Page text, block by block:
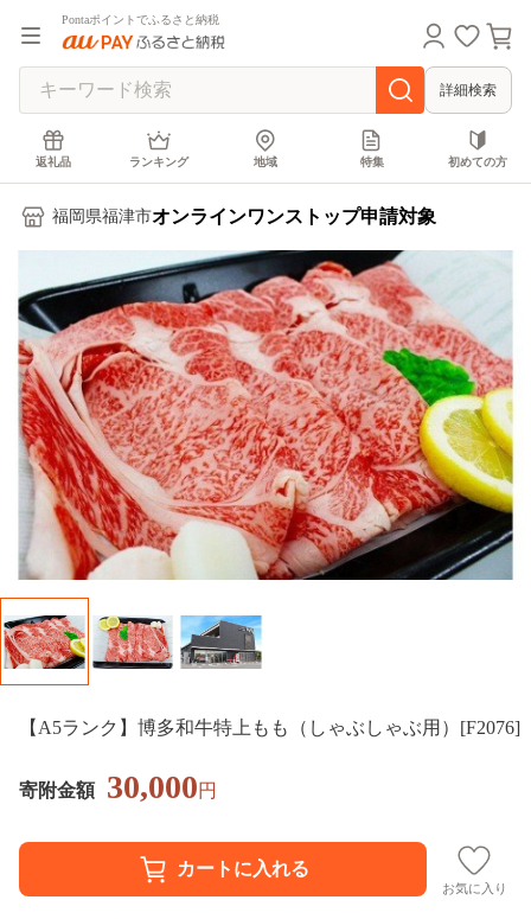
Pontaポイントでふるさと納税
詳細検索
返礼品 ランキング 地域 特集 初めての方
福岡県福津市オンラインワンストップ申請対象
【A5ランク】博多和牛特上もも（しゃぶしゃぶ用）[F2076]
寄附金額 30,000円
お気に入り